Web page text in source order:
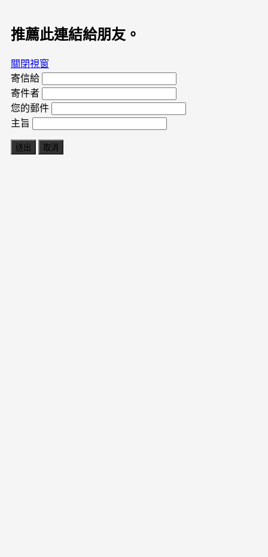
推薦此連結給朋友。
關閉視窗
寄信給
寄件者
您的郵件
主旨
送出 取消